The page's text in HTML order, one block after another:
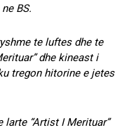
BS.
te luftes dhe te
dhe kineast i
tregon hitorine e jetes
“Artist I Merituar”